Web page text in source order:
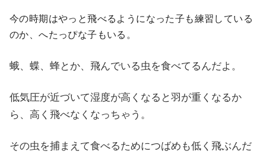
今の時期はやっと飛べるようになった子も練習している
のか、へたっぴな子もいる。
蛾、蝶、蜂とか、飛んでいる虫を食べてるんだよ 。
低気圧が近づいて湿度が高くなると羽が重くなるか
ら、高く飛べなくなっちゃう。
その虫を捕まえて食べるためにつばめも低く飛ぶんだ